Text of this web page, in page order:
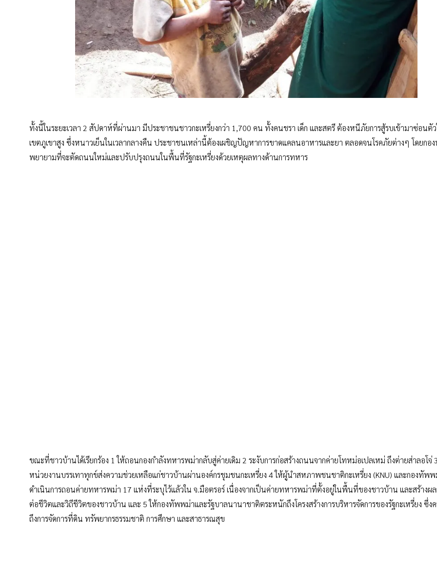
ทั้งนี้ในระยะเวลา 2 สัปดาห์ที่ผ่านมา มีประชาชนชาวกะเหรี่ยงกว่า 1,700 คน ทั้งคนชรา เด็ก และสตรี ต้องหนีภัยการสู้รบเข้ามาซ่อนตั
เขตภูเขาสูง ซึ่งหนาวเย็นในเวลากลางคืน ประชาชนเหล่านี้ต้องเผชิญปัญหาการขาดแคลนอาหารและยา ตลอดจนโรคภัยต่างๆ โดยกอ
พยายามที่จะตัดถนนใหม่และปรับปรุงถนนในพื้นที่รัฐกะเหรี่ยงด้วยเหตุผลทางด้านการทหาร
ขณะที่ชาวบ้านได้เรียกร้อง 1 ให้ถอนกองกำลังทหารพม่ากลับสู่ค่ายเดิม 2 ระงับการก่อสร้างถนนจากค่ายโทหม่อเปลเหม่ ถึงต่ายส่าลอโจ่
หน่วยงานบรรเทาทุกข์ส่งความช่วยเหลือแก่ชาวบ้านผ่านองค์กรชุมชนกะเหรี่ยง 4 ให้ผู้นำสหภาพชนชาติกะเหรี่ยง (KNU) และกองทัพ
ดำเนินการถอนค่ายทหารพม่า 17 แห่งที่ระบุไว้แล้วใน จ.มือตรอร์ เนื่องจากเป็นค่ายทหารพม่าที่ตั้งอยู่ในพื้นที่ของชาวบ้าน และสร้างผ
ต่อชีวิตและวิถีชีวิตของชาวบ้าน และ 5 ให้กองทัพพม่าและรัฐบาลนานาชาติตระหนักถึงโครงสร้างการบริหารจัดการของรัฐกะเหรี่ยง ซึ่ง
ถึงการจัดการที่ดิน ทรัพยากรธรรมชาติ การศึกษา และสาธารณสุข